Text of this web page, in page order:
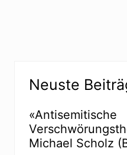
u
m
i
k
t
a
t
Neuste
«Antisemitische
Michael Scholz